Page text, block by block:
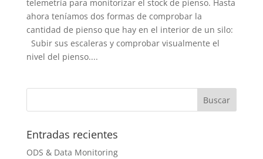
telemetría para monitorizar el stock de pienso. Hasta
ahora teníamos dos formas de comprobar la
cantidad de pienso que hay en el interior de un silo:
Subir sus escaleras y comprobar visualmente el
nivel del pienso....
Entradas recientes
ODS & Data Monitoring